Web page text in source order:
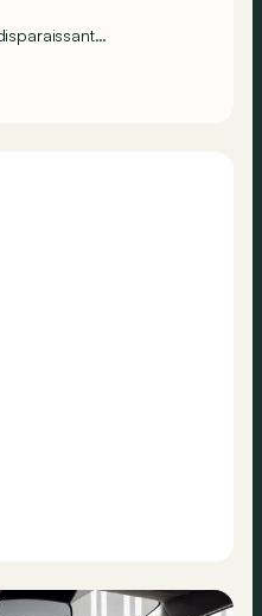
pour lui offrir un